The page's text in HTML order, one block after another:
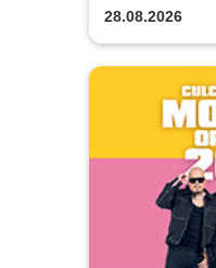
28.08.2026